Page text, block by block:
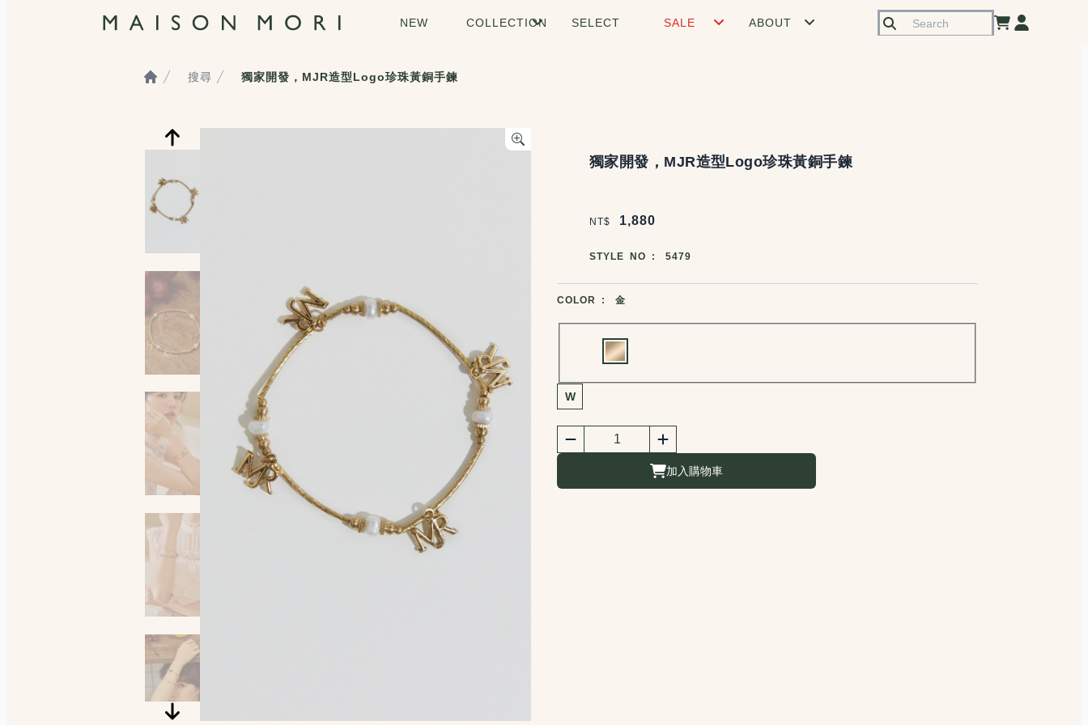
NEW COLLECTION SELECT SALE ABOUT
Home
搜尋 獨家開發，MJR造型Logo珍珠黃銅手鍊
服飾照片觀看
獨家開發，MJR造型Logo珍珠黃銅手鍊
NT$ 1,880
商品編號
STYLE NO : 5479
商品顏色選擇
COLOR : 金
Choose a color
商品尺寸選擇
W
商品購買數量
加入購物車